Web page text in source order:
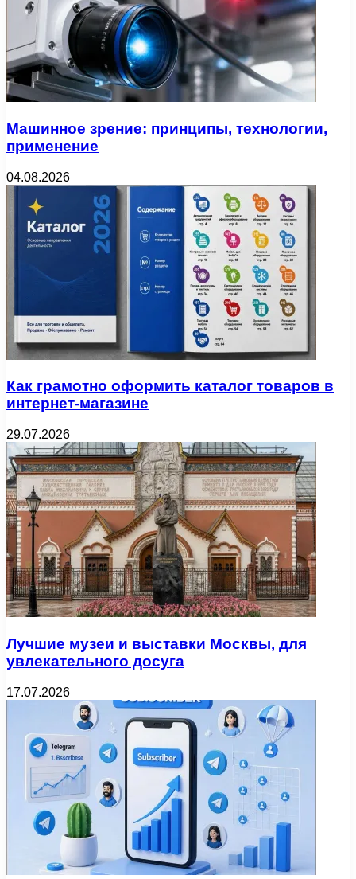
Машинное зрение: принципы, технологии,
применение
04.08.2026
Как грамотно оформить каталог товаров в
интернет-магазине
29.07.2026
Лучшие музеи и выставки Москвы, для
увлекательного досуга
17.07.2026